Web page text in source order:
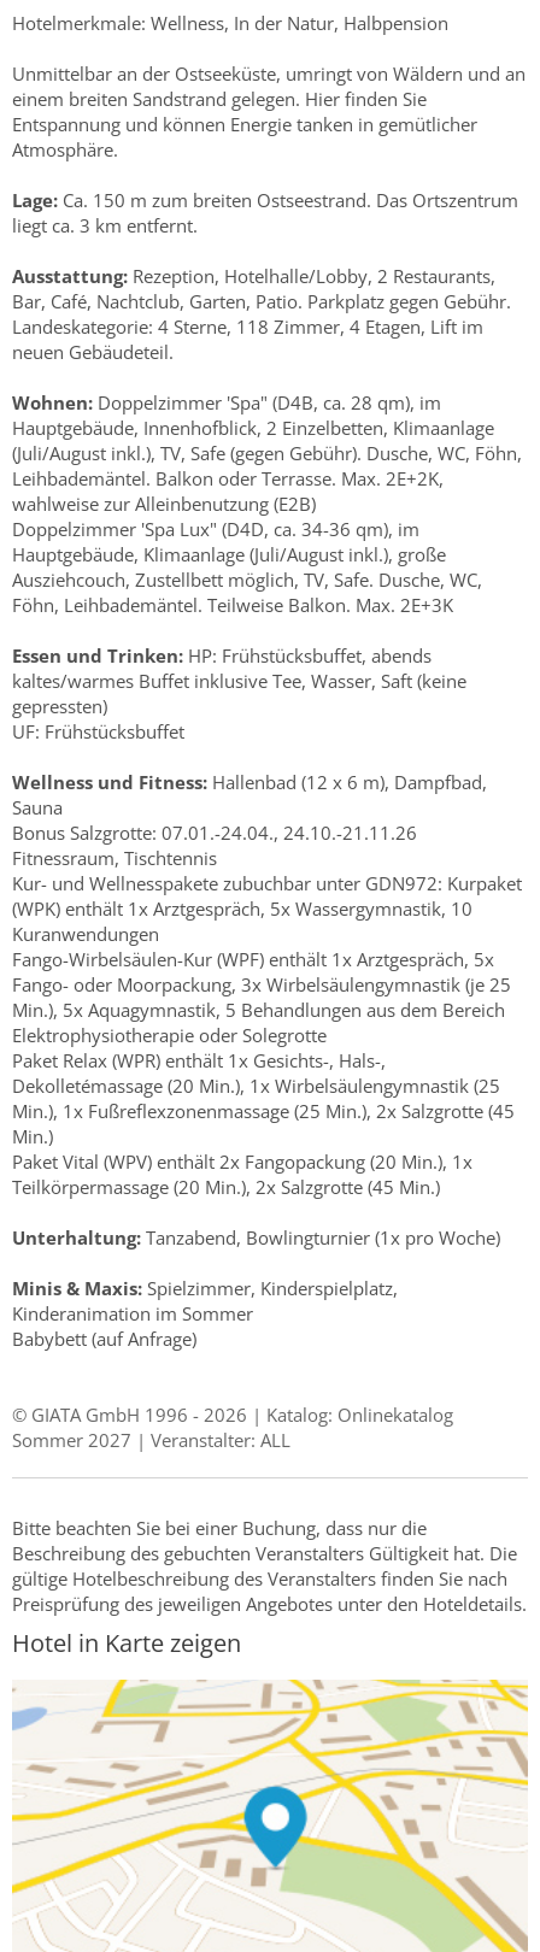
Hotelmerkmale: Wellness, In der Natur, Halbpension
Unmittelbar an der Ostseeküste, umringt von Wäldern und an
einem breiten Sandstrand gelegen. Hier finden Sie
Entspannung und können Energie tanken in gemütlicher
Atmosphäre.
Lage: Ca. 150 m zum breiten Ostseestrand. Das Ortszentrum
liegt ca. 3 km entfernt.
Ausstattung: Rezeption, Hotelhalle/Lobby, 2 Restaurants,
Bar, Café, Nachtclub, Garten, Patio. Parkplatz gegen Gebühr.
Landeskategorie: 4 Sterne, 118 Zimmer, 4 Etagen, Lift im
neuen Gebäudeteil.
Wohnen: Doppelzimmer 'Spa" (D4B, ca. 28 qm), im
Hauptgebäude, Innenhofblick, 2 Einzelbetten, Klimaanlage
(Juli/August inkl.), TV, Safe (gegen Gebühr). Dusche, WC, Föhn,
Leihbademäntel. Balkon oder Terrasse. Max. 2E+2K,
wahlweise zur Alleinbenutzung (E2B)
Doppelzimmer 'Spa Lux" (D4D, ca. 34-36 qm), im
Hauptgebäude, Klimaanlage (Juli/August inkl.), große
Ausziehcouch, Zustellbett möglich, TV, Safe. Dusche, WC,
Föhn, Leihbademäntel. Teilweise Balkon. Max. 2E+3K
Essen und Trinken: HP: Frühstücksbuffet, abends
kaltes/warmes Buffet inklusive Tee, Wasser, Saft (keine
gepressten)
UF: Frühstücksbuffet
Wellness und Fitness: Hallenbad (12 x 6 m), Dampfbad,
Sauna
Bonus Salzgrotte: 07.01.-24.04., 24.10.-21.11.26
Fitnessraum, Tischtennis
Kur- und Wellnesspakete zubuchbar unter GDN972: Kurpaket
(WPK) enthält 1x Arztgespräch, 5x Wassergymnastik, 10
Kuranwendungen
Fango-Wirbelsäulen-Kur (WPF) enthält 1x Arztgespräch, 5x
Fango- oder Moorpackung, 3x Wirbelsäulengymnastik (je 25
Min.), 5x Aquagymnastik, 5 Behandlungen aus dem Bereich
Elektrophysiotherapie oder Solegrotte
Paket Relax (WPR) enthält 1x Gesichts-, Hals-,
Dekolletémassage (20 Min.), 1x Wirbelsäulengymnastik (25
Min.), 1x Fußreflexzonenmassage (25 Min.), 2x Salzgrotte (45
Min.)
Paket Vital (WPV) enthält 2x Fangopackung (20 Min.), 1x
Teilkörpermassage (20 Min.), 2x Salzgrotte (45 Min.)
Unterhaltung: Tanzabend, Bowlingturnier (1x pro Woche)
Minis & Maxis: Spielzimmer, Kinderspielplatz,
Kinderanimation im Sommer
Babybett (auf Anfrage)
© GIATA GmbH 1996 - 2026 | Katalog: Onlinekatalog
Sommer 2027 | Veranstalter: ALL
Bitte beachten Sie bei einer Buchung, dass nur die
Beschreibung des gebuchten Veranstalters Gültigkeit hat. Die
gültige Hotelbeschreibung des Veranstalters finden Sie nach
Preisprüfung des jeweiligen Angebotes unter den Hoteldetails.
Hotel in Karte zeigen